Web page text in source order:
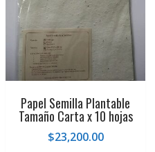
Papel Semilla Plantable
Tamaño Carta x 10 hojas
$23,200.00